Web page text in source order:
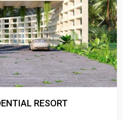
Next
RESORT